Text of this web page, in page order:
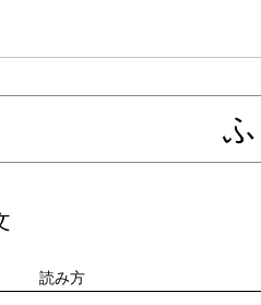
読み方